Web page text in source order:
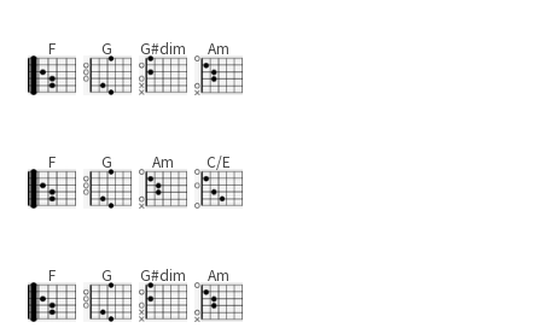
F G G#dim Am
F G Am C/E
F G G#dim Am